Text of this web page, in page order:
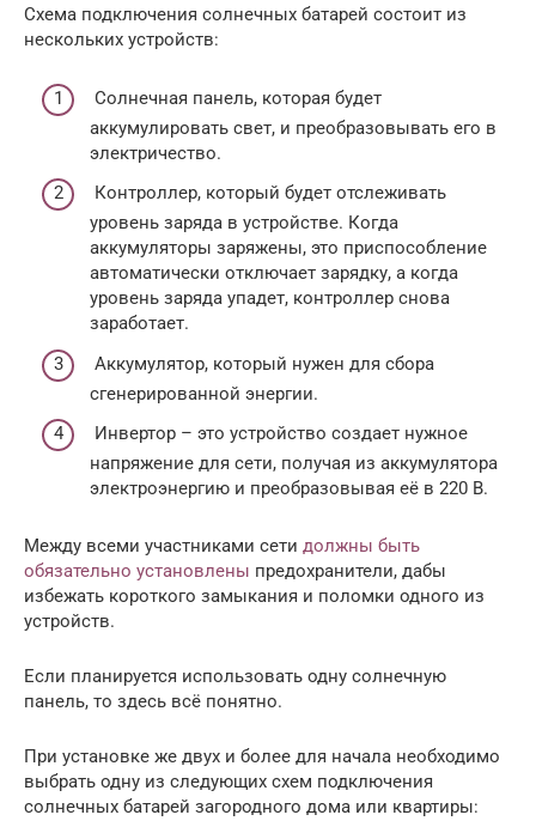
Схема подключения солнечных батарей состоит из
нескольких устройств:
Солнечная панель, которая будет
аккумулировать свет, и преобразовывать его в
электричество.
Контроллер, который будет отслеживать
уровень заряда в устройстве. Когда
аккумуляторы заряжены, это приспособление
автоматически отключает зарядку, а когда
уровень заряда упадет, контроллер снова
заработает.
Аккумулятор, который нужен для сбора
сгенерированной энергии.
Инвертор – это устройство создает нужное
напряжение для сети, получая из аккумулятора
электроэнергию и преобразовывая её в 220 В.
Между всеми участниками сети должны быть
обязательно установлены предохранители, дабы
избежать короткого замыкания и поломки одного из
устройств.
Если планируется использовать одну солнечную
панель, то здесь всё понятно.
При установке же двух и более для начала необходимо
выбрать одну из следующих схем подключения
солнечных батарей загородного дома или квартиры: